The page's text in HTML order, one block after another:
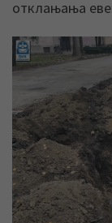
отклањања